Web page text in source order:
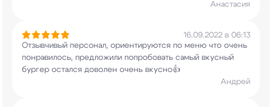
Анастасия
16.09.2022 в 06:13
Отзывчивый персонал, ориентируются по меню что очень
понравилось, предложили попробовать самый вкусный
бургер остался доволен очень вкусно👍
Андрей